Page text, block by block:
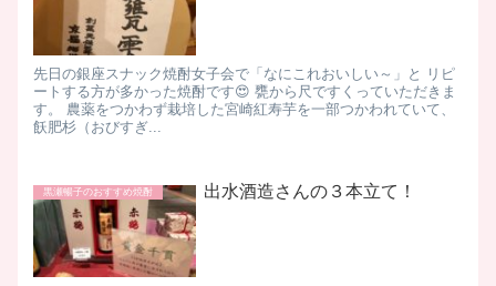
先日の銀座スナック焼酎女子会で「なにこれおいしい～」と リピ
ートする方が多かった焼酎です😍 甕から尺ですくっていただきま
す。 農薬をつかわず栽培した宮崎紅寿芋を一部つかわれていて、
飫肥杉（おびすぎ...
黒瀬暢子のおすすめ焼酎 出水酒造さんの３本立て！